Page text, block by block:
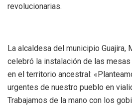
revolucionarias.
La alcaldesa del municipio Guajira,
celebró la instalación de las
en el territorio ancestral:
urgentes de nuestro pueblo en
Trabajamos de la mano con los